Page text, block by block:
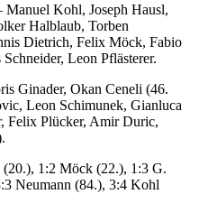
Kohl, Joseph Hausl,
Halblaub, Torben
Dietrich, Felix Möck, Fabio
Leon Pflästerer.
Ginader, Okan Ceneli (46.
Leon Schimunek, Gianluca
Felix Plücker, Amir Duric,
1:2 Möck (22.), 1:3 G.
Neumann (84.), 3:4 Kohl